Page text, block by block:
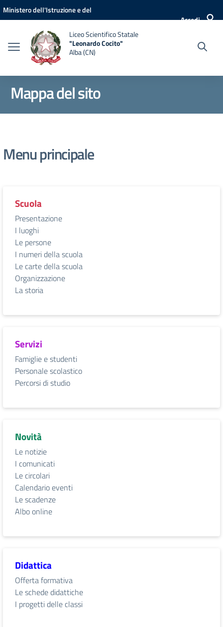
Vai ai contenuti
Vai al menu di navigazione
Vai al footer
Ministero dell'Istruzione e del
Accedi
Liceo Scientifico Statale
"Leonardo Cocito"
Alba (CN)
Mappa del sito
Menu principale
Scuola
Presentazione
I luoghi
Le persone
I numeri della scuola
Le carte della scuola
Organizzazione
La storia
Servizi
Famiglie e studenti
Personale scolastico
Percorsi di studio
Novità
Le notizie
I comunicati
Le circolari
Calendario eventi
Le scadenze
Albo online
Didattica
Offerta formativa
Le schede didattiche
I progetti delle classi